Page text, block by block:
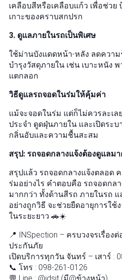
เคลือบสีหรือเคลือบแก้ว เพื่อช่ว
เกาะของคราบสกปรก
3. ดูแลภายในรถเป็นพิเศษ
ใช้ม่านบังแดดหน้า-หลัง ลดควา
บำรุงวัสดุภายใน เช่น เบาะหนัง
แตกลอก
วิธีดูแลรถจอดในร่มให้คุ้มค่า
แม้จะจอดในร่ม แต่ก็ไม่ควรละเล
ประจำ ดูดฝุ่นภายใน และเปิดระ
กลิ่นอับและความชื้นสะสม
สรุป: รถจอดกลางแจ้งต้องดูแลม
สรุปแล้ว รถจอดกลางแจ้งตลอด
ร่มอย่างไร คำตอบคือ รถจอดกล
มากกว่า ทั้งด้านสีรถ ภายในรถ
อย่างถูกวิธี จะช่วยยืดอายุการใ
ในระยะยาว 🚗☀️
📍 INSpection – ครบวงจรเรื่อง
ประกันภัย
เปิดบริการทุกวัน จันทร์ – เสาร์ :
📞 โทร : 098-261-0126